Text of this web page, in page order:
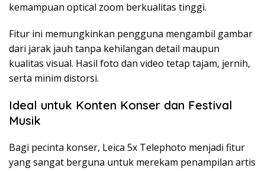
kemampuan optical zoom berkualitas tinggi.
Fitur ini memungkinkan pengguna mengambil gambar
dari jarak jauh tanpa kehilangan detail maupun
kualitas visual. Hasil foto dan video tetap tajam, jernih,
serta minim distorsi.
Ideal untuk Konten Konser dan Festival
Musik
Bagi pecinta konser, Leica 5x Telephoto menjadi fitur
yang sangat berguna untuk merekam penampilan artis